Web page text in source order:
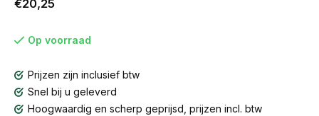
€20,25
Op voorraad
Prijzen zijn inclusief btw
Snel bij u geleverd
Hoogwaardig en scherp geprijsd, prijzen incl. btw